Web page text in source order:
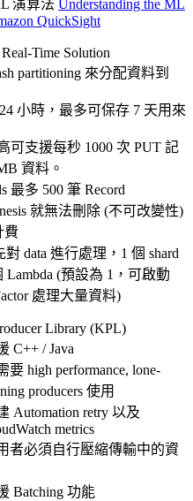
演算法 Understanding the ML
QuickSight
Time Solution
partitioning 來分配資料到
小時，最多可保存 7 天用來
可支援每秒 1000 次 PUT 記
資料。
最多 500 筆 Record
就無法刪除 (不可改變性)
費
對 data 進行處理，1 個 shard
Lambda (預設為 1，可啟動
處理大量資料)
Library (KPL)
C++ / Java
要 high performance, lone-
producers 使用
Automation retry 以及
metrics
者必須自行壓縮傳輸中的資
Batching 功能